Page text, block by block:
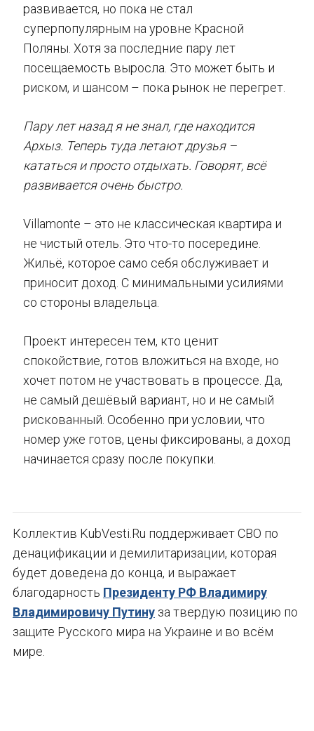
развивается, но пока не стал
суперпопулярным на уровне Красной
Поляны. Хотя за последние пару лет
посещаемость выросла. Это может быть и
риском, и шансом – пока рынок не перегрет.
Пару лет назад я не знал, где находится
Архыз. Теперь туда летают друзья –
кататься и просто отдыхать. Говорят, всё
развивается очень быстро.
Villamonte – это не классическая квартира и
не чистый отель. Это что-то посередине.
Жильё, которое само себя обслуживает и
приносит доход. С минимальными усилиями
со стороны владельца.
Проект интересен тем, кто ценит
спокойствие, готов вложиться на входе, но
хочет потом не участвовать в процессе. Да,
не самый дешёвый вариант, но и не самый
рискованный. Особенно при условии, что
номер уже готов, цены фиксированы, а доход
начинается сразу после покупки.
Коллектив KubVesti.Ru поддерживает СВО по
денацификации и демилитаризации, которая
будет доведена до конца, и выражает
благодарность Президенту РФ Владимиру
Владимировичу Путину за твердую позицию по
защите Русского мира на Украине и во всём
мире.